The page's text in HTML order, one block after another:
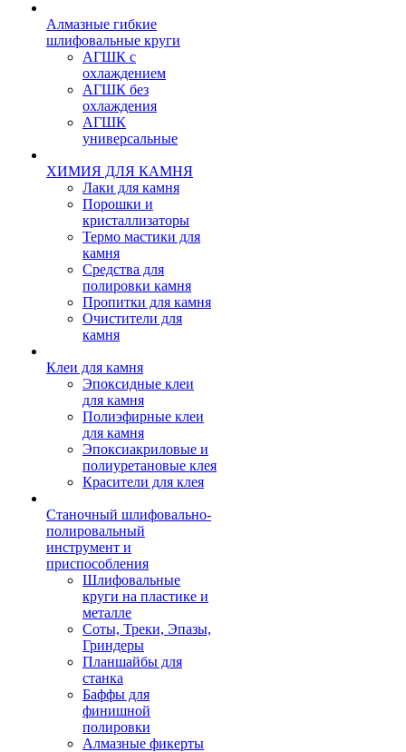
Алмазные гибкие
шлифовальные круги
АГШК с
охлаждением
АГШК без
охлаждения
АГШК
универсальные
ХИМИЯ ДЛЯ КАМНЯ
Лаки для камня
Порошки и
кристаллизаторы
Термо мастики для
камня
Средства для
полировки камня
Пропитки для камня
Очистители для
камня
Клеи для камня
Эпоксидные клеи
для камня
Полиэфирные клеи
для камня
Эпоксиакриловые и
полиуретановые клея
Красители для клея
Станочный шлифовально-
полировальный
инструмент и
приспособления
Шлифовальные
круги на пластике и
металле
Соты, Треки, Эпазы,
Гриндеры
Планшайбы для
станка
Баффы для
финишной
полировки
Алмазные фикерты